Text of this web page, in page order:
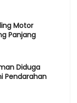
Motor
Panjang
Diduga
Pendarahan